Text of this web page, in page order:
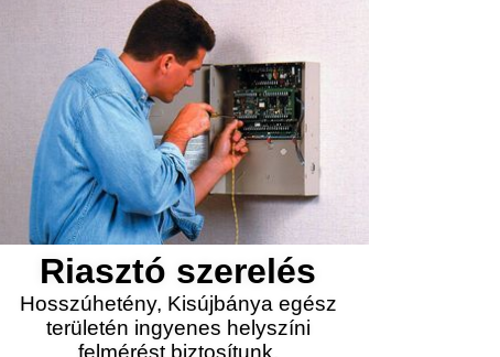
Riasztó szerelés
Hosszúhetény, Kisújbánya egész
területén ingyenes helyszíni
felmérést biztosítunk.